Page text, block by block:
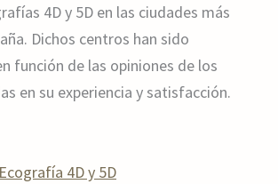
4D y 5D en las ciudades más
Dichos centros han sido
función de las opiniones de los
en su experiencia y satisfacción.
4D y 5D